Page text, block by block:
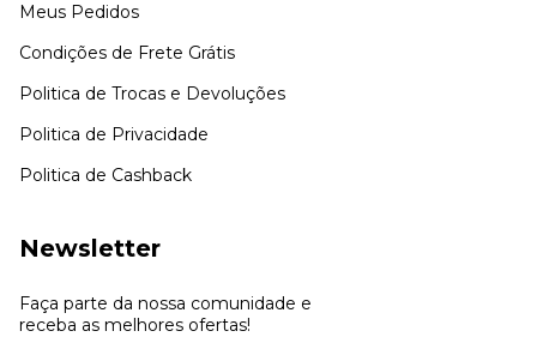
Meus Pedidos
Condições de Frete Grátis
Politica de Trocas e Devoluções
Politica de Privacidade
Politica de Cashback
Newsletter
Faça parte da nossa comunidade e
receba as melhores ofertas!